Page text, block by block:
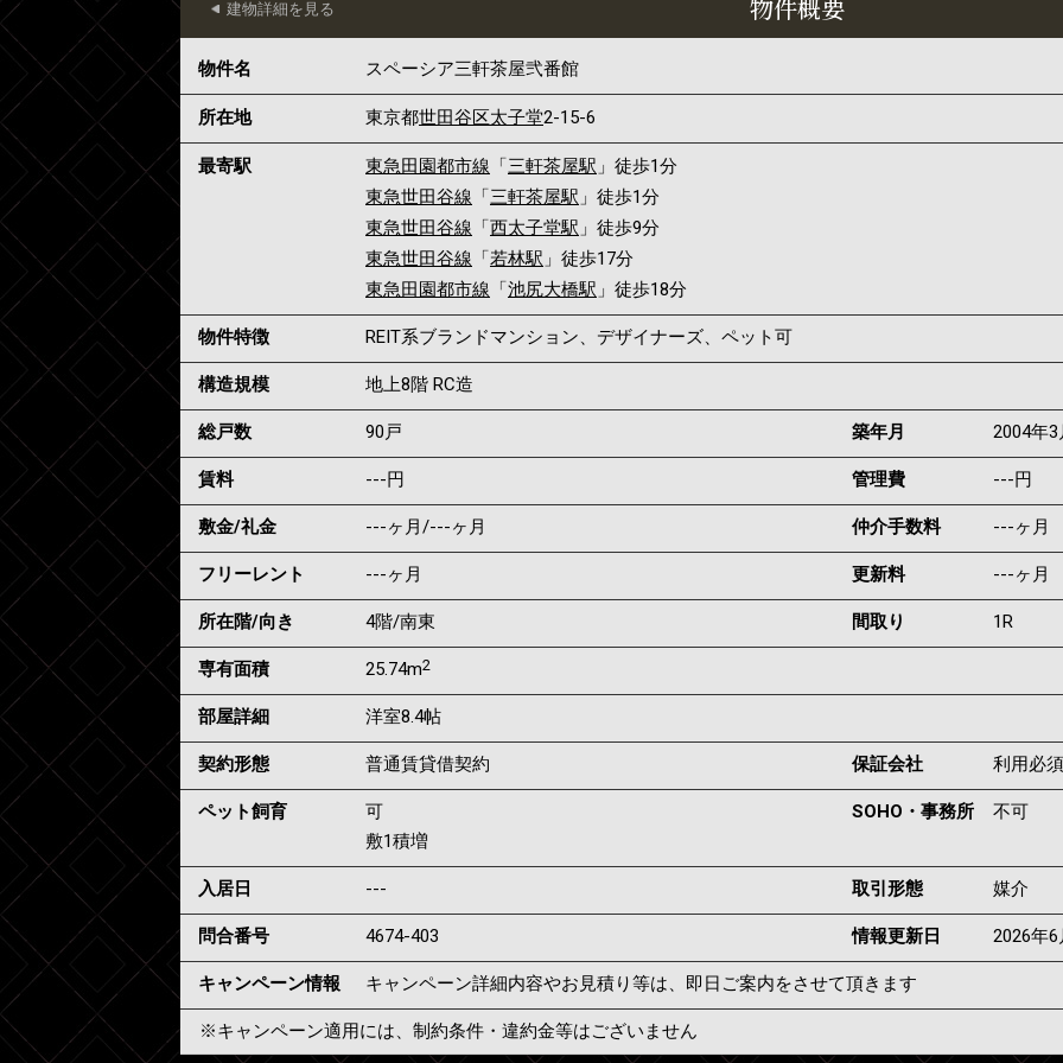
物件概要
建物詳細を見る
物件名 スペーシア三軒茶屋弐番館
所在地 東京都世田谷区太子堂2-15-6
最寄駅 東急田園都市線 「三軒茶屋駅 」徒歩1分
東急世田谷線 「三軒茶屋駅 」徒歩1分
東急世田谷線 「西太子堂駅 」徒歩9分
東急世田谷線 「若林駅 」徒歩17分
東急田園都市線 「池尻大橋駅 」徒歩18分
物件特徴 REIT系ブランドマンション、デザイナーズ、ペット可
構造規模 地上8階 RC造
総戸数 90戸 築年月 2004年3
賃料 ---円 管理費 ---円
敷金/礼金 ---ヶ月/---ヶ月 仲介手数料 ---ヶ月
フリーレント ---ヶ月 更新料 ---ヶ月
所在階/向き 4階/南東 間取り 1R
専有面積 25.74m2
部屋詳細 洋室8.4帖
契約形態 普通賃貸借契約 保証会社 利用必須
ペット飼育
可
敷1積増
SOHO・事務所 不可
入居日 --- 取引形態 媒介
問合番号 4674-403 情報更新日 2026年
キャンペーン情報 キャンペーン詳細内容やお見積り等は、即日ご案内をさせて頂きます
※キャンペーン適用には、制約条件・違約金等はございません